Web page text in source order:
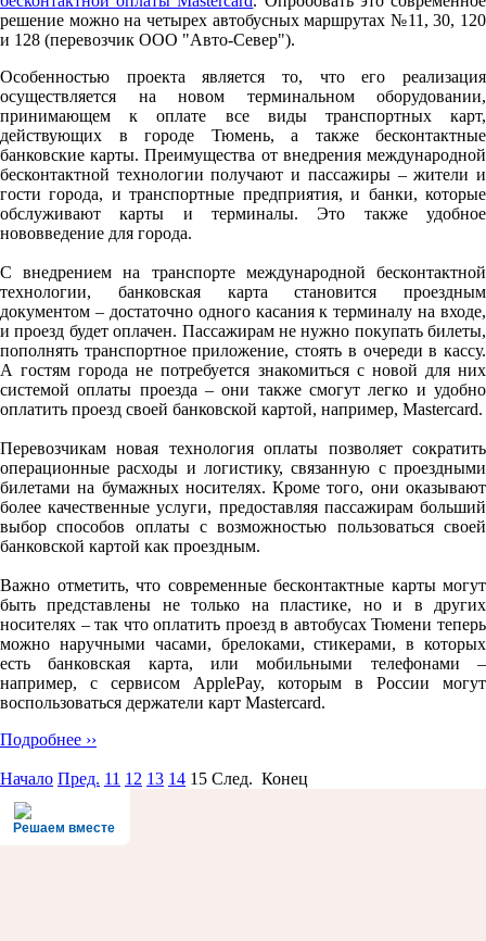
решение можно на четырех автобусных маршрутах №11, 30, 120
и 128 (перевозчик ООО "Авто-Север").
Особенностью проекта является то, что его реализация
осуществляется на новом терминальном оборудовании,
принимающем к оплате все виды транспортных карт,
действующих в городе Тюмень, а также бесконтактные
банковские карты. Преимущества от внедрения международной
бесконтактной технологии получают и пассажиры – жители и
гости города, и транспортные предприятия, и банки, которые
обслуживают карты и терминалы. Это также удобное
нововведение для города.
С внедрением на транспорте международной бесконтактной
технологии, банковская карта становится проездным
документом – достаточно одного касания к терминалу на входе,
и проезд будет оплачен. Пассажирам не нужно покупать билеты,
пополнять транспортное приложение, стоять в очереди в кассу.
А гостям города не потребуется знакомиться с новой для них
системой оплаты проезда – они также смогут легко и удобно
оплатить проезд своей банковской картой, например, Mastercard.
Перевозчикам новая технология оплаты позволяет сократить
операционные расходы и логистику, связанную с проездными
билетами на бумажных носителях. Кроме того, они оказывают
более качественные услуги, предоставляя пассажирам больший
выбор способов оплаты с возможностью пользоваться своей
банковской картой как проездным.
Важно отметить, что современные бесконтактные карты могут
быть представлены не только на пластике, но и в других
носителях – так что оплатить проезд в автобусах Тюмени теперь
можно наручными часами, брелоками, стикерами, в которых
есть банковская карта, или мобильными телефонами –
например, с сервисом ApplePay, которым в России могут
воспользоваться держатели карт Mastercard.
Подробнее ››
Начало Пред. 11 12 13 14 15 След. Конец
Решаем вместе